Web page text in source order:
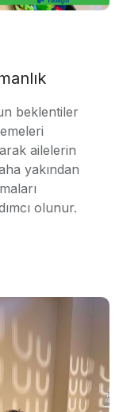
beklentiler
ailelerin
yakından
olunur.